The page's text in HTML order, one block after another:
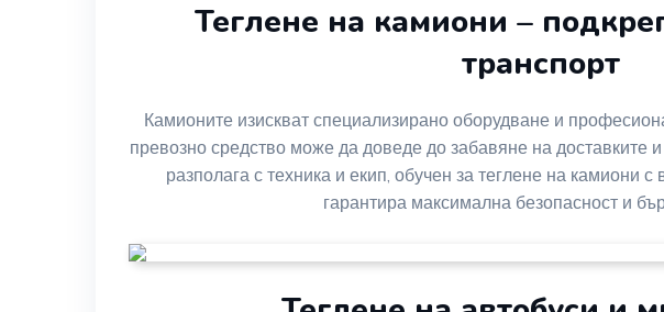
Теглене на камиони –
транспорт
Камионите изискват специализирано оборудване и
превозно средство може да доведе до забавяне на доставките
разполага с техника и екип, обучен за теглене на камиони
гарантира максимална безопасност и